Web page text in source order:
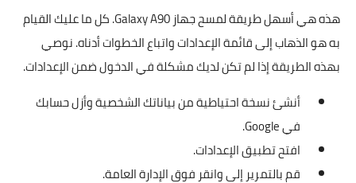
هذه هي أسهل طريقة لمسح جهاز Galaxy A90. كل ما عليك القيام
به هو الذهاب إلى قائمة الإعدادات واتباع الخطوات أدناه. نوصي
بهذه الطريقة إذا لم تكن لديك مشكلة في الدخول ضمن الإعدادات.
أنشئ نسخة احتياطية من بياناتك الشخصية وأزل حسابك
في Google.
افتح تطبيق الإعدادات.
قم بالتمرير إلى وانقر فوق الإدارة العامة.